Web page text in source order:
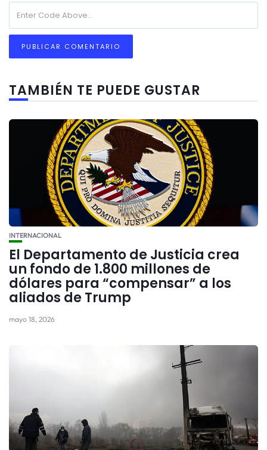
TAMBIÉN TE PUEDE GUSTAR
INTERNACIONAL
El Departamento de Justicia crea
un fondo de 1.800 millones de
dólares para “compensar” a los
aliados de Trump
mayo 18, 2026